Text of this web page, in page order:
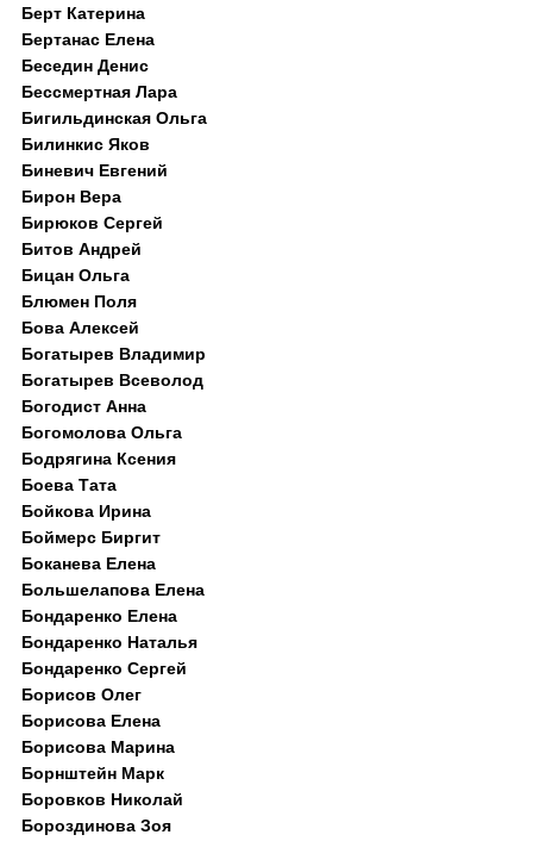
Берт Катерина
Бертанас Елена
Беседин Денис
Бессмертная Лара
Бигильдинская Ольга
Билинкис Яков
Биневич Евгений
Бирон Вера
Бирюков Сергей
Битов Андрей
Бицан Ольга
Блюмен Поля
Бова Алексей
Богатырев Владимир
Богатырев Всеволод
Богодист Анна
Богомолова Ольга
Бодрягина Ксения
Боева Тата
Бойкова Ирина
Боймерс Биргит
Боканева Елена
Большелапова Елена
Бондаренко Елена
Бондаренко Наталья
Бондаренко Сергей
Борисов Олег
Борисова Елена
Борисова Марина
Борнштейн Марк
Боровков Николай
Бороздинова Зоя